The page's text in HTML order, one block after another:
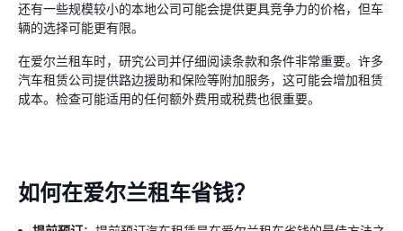
还有一些规模较小的本地公司可能会提供更具竞争力的价格，但车
辆的选择可能更有限。
在爱尔兰租车时，研究公司并仔细阅读条款和条件非常重要。许多
汽车租赁公司提供路边援助和保险等附加服务，这可能会增加租赁
成本。检查可能适用的任何额外费用或税费也很重要。
如何在爱尔兰租车省钱？